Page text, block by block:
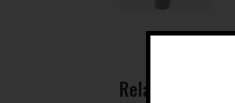
Related products